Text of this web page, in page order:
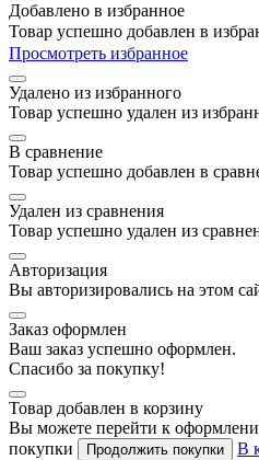
Добавлено в избранное
Товар успешно добавлен в
Просмотреть избранное
Удалено из избранного
Товар успешно удален из
В сравнение
Товар успешно добавлен в
Удален из сравнения
Товар успешно удален из
Авторизация
Вы авторизировались на этом
Заказ оформлен
Ваш заказ успешно оформлен.
Спасибо за покупку!
Товар добавлен в корзину
Вы можете перейти к
покупки
Продолжить покупки В